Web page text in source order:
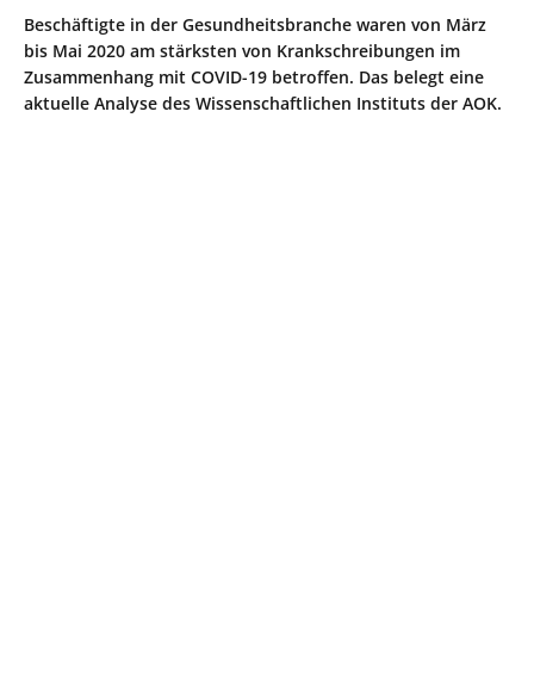
Beschäftigte in der Gesundheitsbranche waren von März
bis Mai 2020 am stärksten von Krankschreibungen im
Zusammenhang mit COVID-19 betroffen. Das belegt eine
aktuelle Analyse des Wissenschaftlichen Instituts der AOK.